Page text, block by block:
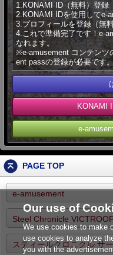
1.KONAMI ID（無料）登録
2.KONAMI IDを使用してe-
3.プロフィールを登録（無
4.これで準備完了です！e-
なれます。
※e-amusement コンテンツ
ent passの登録が必要です
KONAMI
e-
PAGE TOP
e-amusement
Steel Chronicle
スティールクロニクル サ
Our use of
We use cookies to make
use cookies to analyze
you with the